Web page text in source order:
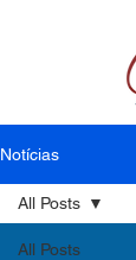
Notícias
All Posts
All Posts